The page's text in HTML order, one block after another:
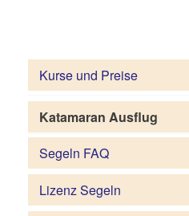
Kurse und Preise
Katamaran Ausflug
Segeln FAQ
Lizenz Segeln